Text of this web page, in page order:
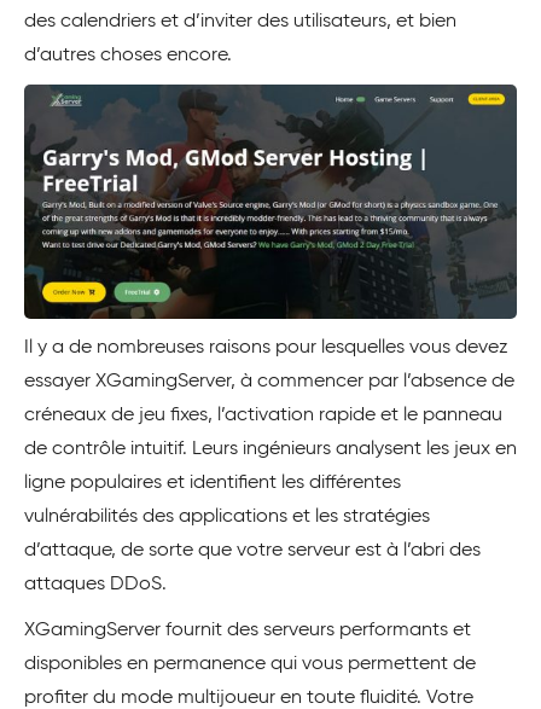
des calendriers et d’inviter des utilisateurs, et bien
d’autres choses encore.
Il y a de nombreuses raisons pour lesquelles vous devez
essayer XGamingServer, à commencer par l’absence de
créneaux de jeu fixes, l’activation rapide et le panneau
de contrôle intuitif. Leurs ingénieurs analysent les jeux en
ligne populaires et identifient les différentes
vulnérabilités des applications et les stratégies
d’attaque, de sorte que votre serveur est à l’abri des
attaques DDoS.
XGamingServer fournit des serveurs performants et
disponibles en permanence qui vous permettent de
profiter du mode multijoueur en toute fluidité. Votre